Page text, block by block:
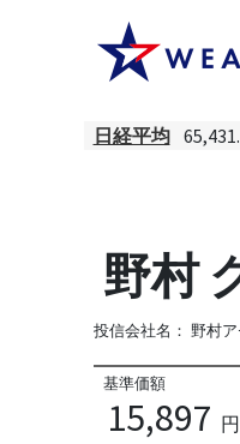
日経平均
野村
投信会社名： 野村
基準価額
15,897 円